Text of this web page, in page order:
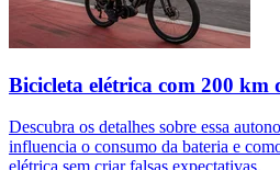
Bicicleta elétrica com 200 km
Descubra os detalhes sobre essa
influencia o consumo da bateria e